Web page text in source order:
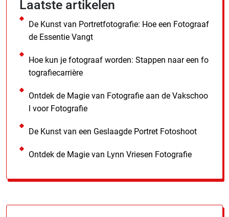
Laatste artikelen
De Kunst van Portretfotografie: Hoe een Fotograaf
de Essentie Vangt
Hoe kun je fotograaf worden: Stappen naar een fo
tografiecarrière
Ontdek de Magie van Fotografie aan de Vakschoo
l voor Fotografie
De Kunst van een Geslaagde Portret Fotoshoot
Ontdek de Magie van Lynn Vriesen Fotografie